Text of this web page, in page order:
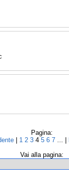
Pagina:
1 2 3 4 5 6 7 ... |
Vai alla pagina: